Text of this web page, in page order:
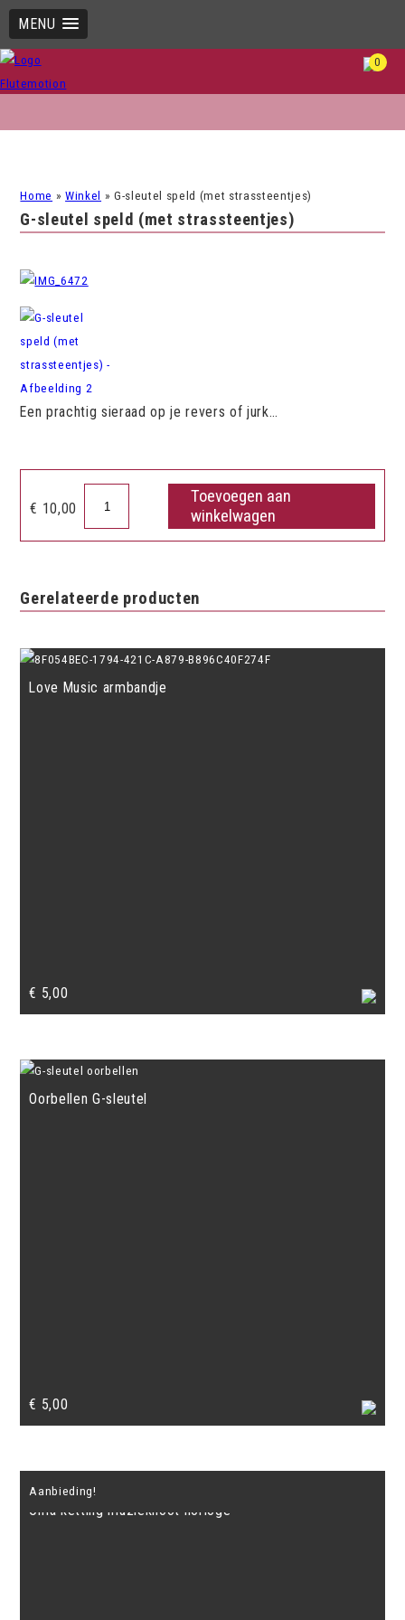
MENU
0
Home »Winkel »G-sleutel speld (met strassteentjes)
G-sleutel speld (met strassteentjes)
Een prachtig sieraad op je revers of jurk…
€ 10,00
speld
strassteentjes)
aantal
Toevoegen aan
winkelwagen
Gerelateerde producten
Love Music armbandje
€ 5,00
Oorbellen G-sleutel
€ 5,00
Aanbieding!
Oma ketting muzieknoot horloge